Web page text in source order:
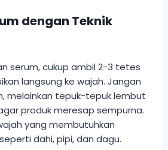
dengan Teknik
serum, cukup ambil 2-3 tetes
langsung ke wajah. Jangan
melainkan tepuk-tepuk lembut
produk meresap sempurna.
yang membutuhkan
dahi, pipi, dan dagu.